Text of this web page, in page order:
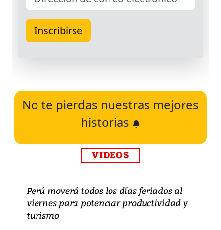
No te pierdas nuestras mejores
historias
VIDEOS
Perú moverá todos los días feriados al
viernes para potenciar productividad y
turismo